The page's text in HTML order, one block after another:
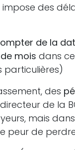
impose des
de la
mois dans
particulières)
des
de la
mais
peur de